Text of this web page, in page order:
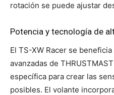
rotación se puede ajustar
Potencia y tecnología de
El TS-XW Racer se
avanzadas de
específica para crear las
posibles. El volante